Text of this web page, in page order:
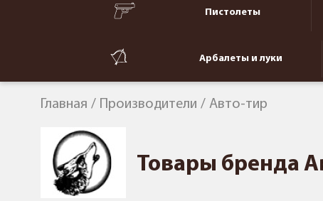
Пистолеты
Арбалеты и луки
Главная Производители Авто-тир
Товары бренда